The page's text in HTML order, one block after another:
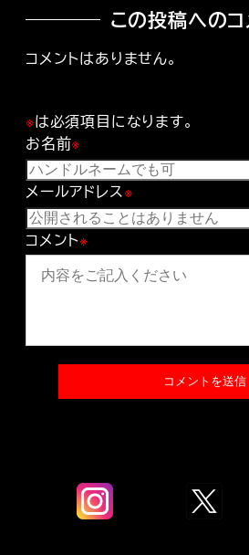
この投稿へのコ
コメントはありません。
※は必須項目になります。
お名前※
メールアドレス※
コメント※